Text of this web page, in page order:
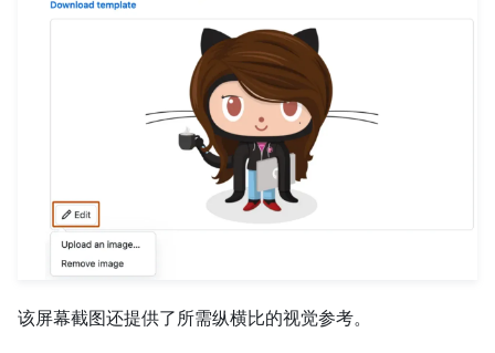
该屏幕截图还提供了所需纵横比的视觉参考。